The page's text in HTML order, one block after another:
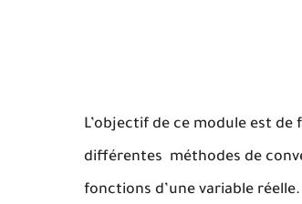
L’objectif de ce module est
différentes méthodes de
fonctions d’une variable réelle.